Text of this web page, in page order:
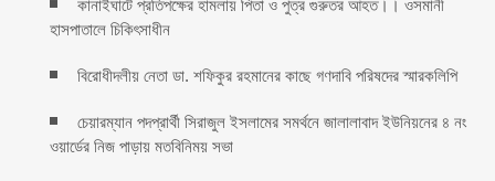
কানাইঘাটে প্রতিপক্ষের হামলায় পিতা ও পুত্র গুরুতর আহত।। ওসমানী
হাসপাতালে চিকিৎসাধীন
বিরোধীদলীয় নেতা ডা. শফিকুর রহমানের কাছে গণদাবি পরিষদের স্মারকলিপি ‎
চেয়ারম্যান পদপ্রার্থী সিরাজুল ইসলামের সমর্থনে জালালাবাদ ইউনিয়নের ৪ নং
ওয়ার্ডের নিজ পাড়ায় মতবিনিময় সভা